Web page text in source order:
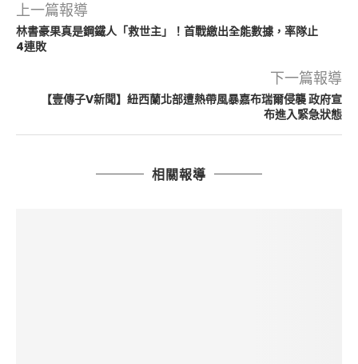
上一篇報導
林書豪果真是鋼鐵人「救世主」！首戰繳出全能數據，率隊止
4連敗
下一篇報導
【壹傳子V新聞】紐西蘭北部遭熱帶風暴嘉布瑞爾侵襲 政府宣
布進入緊急狀態
相關報導